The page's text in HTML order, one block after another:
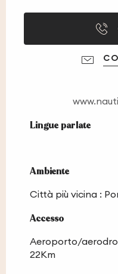
Lingue parlate
Lingue parlate
Ambiente
Ambiente
Città più vicina :
Accesso
Accesso
Aeroporto/
22Km